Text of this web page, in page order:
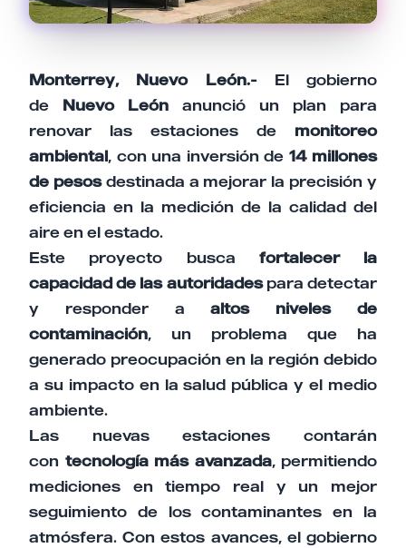
Monterrey, Nuevo León.- El gobierno
de Nuevo León anunció un plan para
renovar las estaciones de monitoreo
ambiental, con una inversión de 14 millones
de pesosdestinada a mejorar la precisión y
eficiencia en la medición de la calidad del
aire en el estado.
Este proyecto busca fortalecer la
capacidad de las autoridadespara detectar
y responder aaltos niveles de
contaminación, un problema que ha
generado preocupación en la región debido
a su impacto en la salud pública y el medio
ambiente.
Las nuevas estaciones contarán
con tecnología más avanzada, permitiendo
mediciones en tiempo real y un mejor
seguimiento de los contaminantes en la
atmósfera. Con estos avances, el gobierno